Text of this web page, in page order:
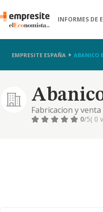
INFORMES DE
EMPRESITE ESPAÑA ABANICO
Fabricacion y
clase de bienes
0/5( 0